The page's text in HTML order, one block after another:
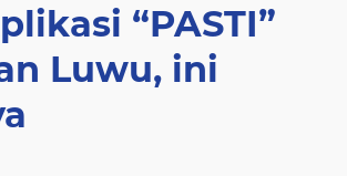
“PASTI”
Luwu, ini